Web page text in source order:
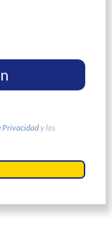
Privacidady los